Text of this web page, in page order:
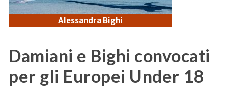
Alessandra Bighi
Damiani e Bighi convocati
per gli Europei Under 18